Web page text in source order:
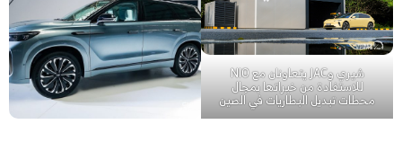
شيري وJAC يتعاونان مع NIO
للاستفادة من خبراتها بمجال
محطات تبديل البطاريات في الصين